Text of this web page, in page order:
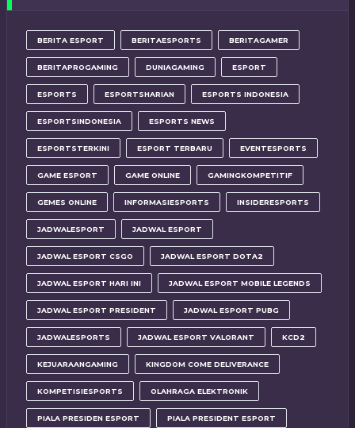
BERITA ESPORT BERITAESPORTS BERITAGAMER
BERITAPROGAMING DUNIAGAMING ESPORT
ESPORTS ESPORTSHARIAN ESPORTS INDONESIA
ESPORTSINDONESIA ESPORTS NEWS
ESPORTSTERKINI ESPORT TERBARU EVENTESPORTS
GAME ESPORT GAME ONLINE GAMINGKOMPETITIF
GEMES ONLINE INFORMASIESPORTS INSIDERESPORTS
JADWALESPORT JADWAL ESPORT
JADWAL ESPORT CSGO JADWAL ESPORT DOTA2
JADWAL ESPORT HARI INI JADWAL ESPORT MOBILE LEGENDS
JADWAL ESPORT PRESIDENT JADWAL ESPORT PUBG
JADWALESPORTS JADWAL ESPORT VALORANT KCD2
KEJUARAANGAMING KINGDOM COME DELIVERANCE
KOMPETISIESPORTS OLAHRAGA ELEKTRONIK
PIALA PRESIDEN ESPORT PIALA PRESIDENT ESPORT